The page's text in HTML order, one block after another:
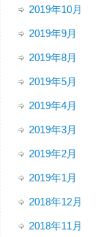
2019年10月
2019年9月
2019年8月
2019年5月
2019年4月
2019年3月
2019年2月
2019年1月
2018年12月
2018年11月